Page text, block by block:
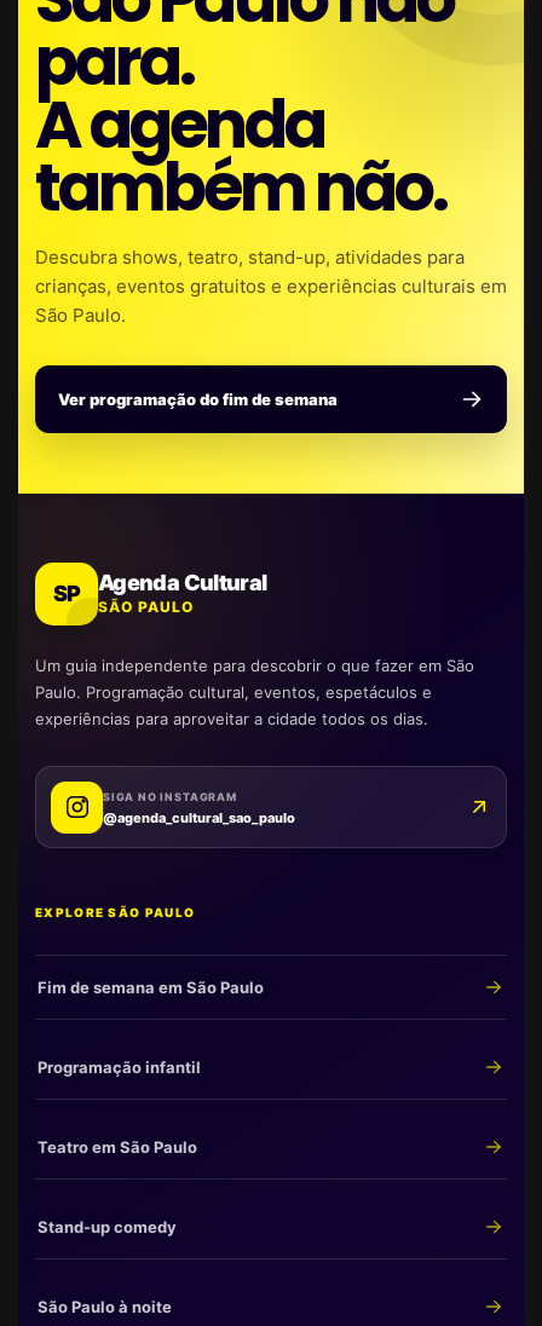
para.
A agenda
também não.
Descubra shows, teatro, stand-up, atividades para
crianças, eventos gratuitos e experiências culturais em
São Paulo.
Ver programação do fim de semana
SP Agenda Cultural
SÃO PAULO
Um guia independente para descobrir o que fazer em São
Paulo. Programação cultural, eventos, espetáculos e
experiências para aproveitar a cidade todos os dias.
SIGA NO INSTAGRAM
@agenda_cultural_sao_paulo
EXPLORE SÃO PAULO
Fim de semana em São Paulo
Programação infantil
Teatro em São Paulo
Stand-up comedy
São Paulo à noite